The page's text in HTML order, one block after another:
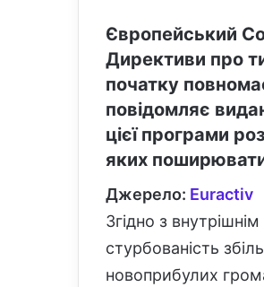
Європейський
Директиви про
початку
повідомляє
цієї програми
яких
Джерело: Euractiv
Згідно з
стурбованість
новоприбулих